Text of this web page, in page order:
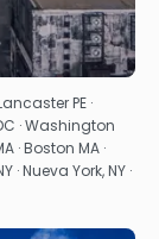
PE ·
· Washington
· Boston MA ·
· Nueva York, NY ·